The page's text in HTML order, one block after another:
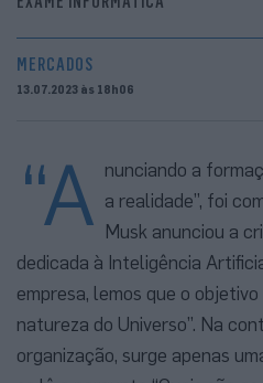
MERCADOS
13.07.2023 às 18h06
“A nunciando a
a realidade”, foi
Musk anunciou a
dedicada à Inteligência
empresa, lemos que o
natureza do Universo”. Na
organização, surge apenas